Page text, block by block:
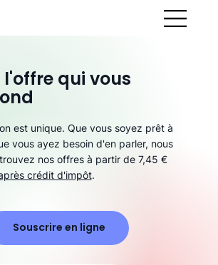
l'offre qui vous
est unique. Que vous soyez prêt à
vous ayez besoin d'en parler, nous
nos offres à partir de 7,45 €
crédit d'impôt.
Souscrire en ligne